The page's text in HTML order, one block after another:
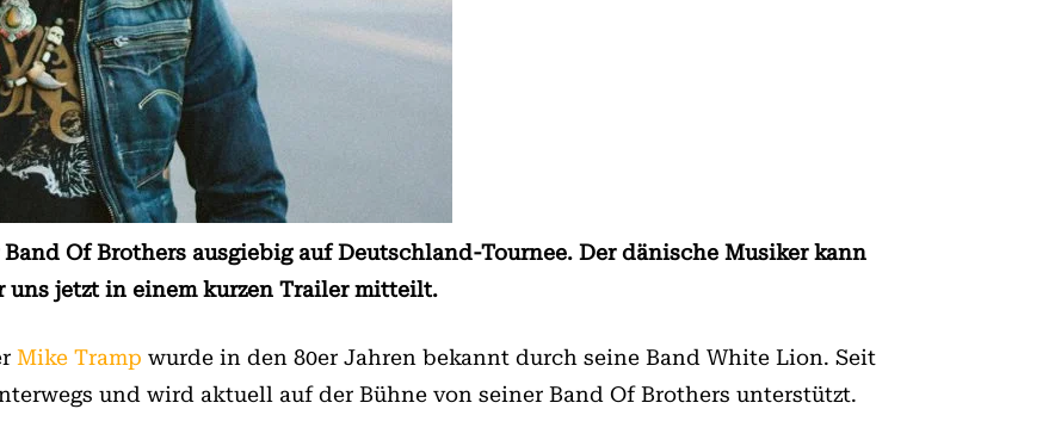
Of Brothers ausgiebig auf Deutschland-Tournee. Der dänische Musiker kann
uns jetzt in einem kurzen Trailer mitteilt.
Mike Tramp wurde in den 80er Jahren bekannt durch seine Band White Lion. Seit
und wird aktuell auf der Bühne von seiner Band Of Brothers unterstützt.